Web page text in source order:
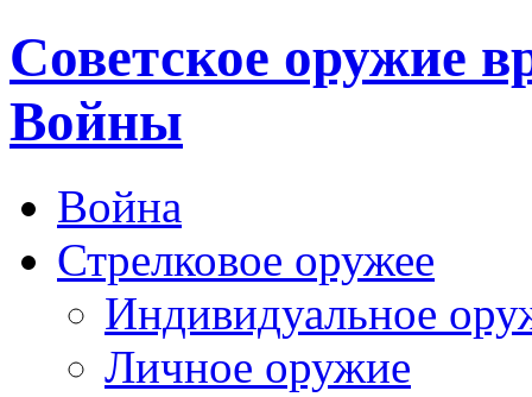
Cоветское оружие
Войны
Война
Стрелковое оружее
Индивидуальное
Личное оружие